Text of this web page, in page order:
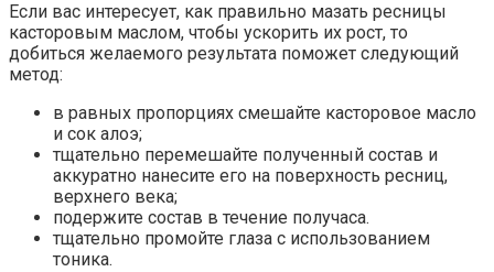
Если вас интересует, как правильно мазать ресницы
касторовым маслом, чтобы ускорить их рост, то
добиться желаемого результата поможет следующий
метод:
в равных пропорциях смешайте касторовое масло
и сок алоэ;
тщательно перемешайте полученный состав и
аккуратно нанесите его на поверхность ресниц,
верхнего века;
подержите состав в течение получаса.
тщательно промойте глаза с использованием
тоника.